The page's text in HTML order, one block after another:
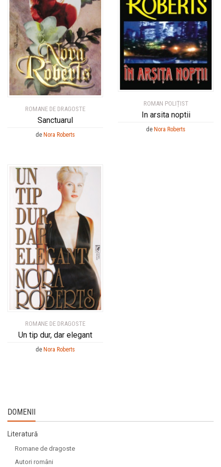
ROMANE DE DRAGOSTE
Sanctuarul
de Nora Roberts
ROMAN POLIȚIST
In arsita noptii
de Nora Roberts
ROMANE DE DRAGOSTE
Un tip dur, dar elegant
de Nora Roberts
DOMENII
Literatură
Romane de dragoste
Autori români